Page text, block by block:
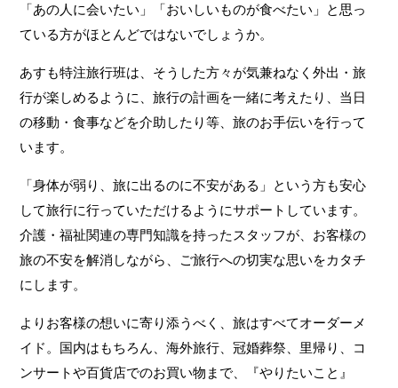
「あの人に会いたい」「おいしいものが食べたい」と思っ
ている方がほとんどではないでしょうか。
あすも特注旅行班は、そうした方々が気兼ねなく外出・旅
行が楽しめるように、旅行の計画を一緒に考えたり、当日
の移動・食事などを介助したり等、旅のお手伝いを行って
います。
「身体が弱り、旅に出るのに不安がある」という方も安心
して旅行に行っていただけるようにサポートしています。
介護・福祉関連の専門知識を持ったスタッフが、お客様の
旅の不安を解消しながら、ご旅行への切実な思いをカタチ
にします。
よりお客様の想いに寄り添うべく、旅はすべてオーダーメ
イド。国内はもちろん、海外旅行、冠婚葬祭、里帰り、コ
ンサートや百貨店でのお買い物まで、『やりたいこと』